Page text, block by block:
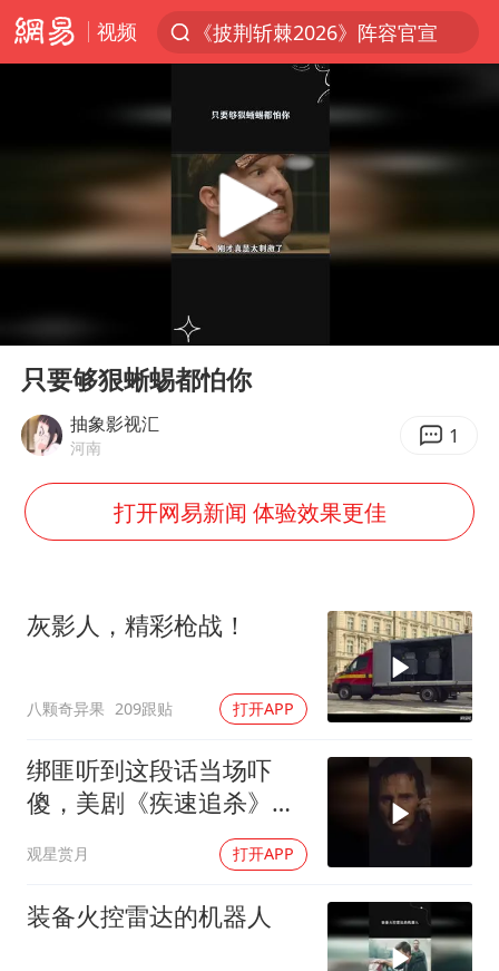
视频
《披荆斩棘2026》阵容官宣
杭州机场已取消航班388架次
浙江省委书记：该停下的坚决停下来
白海豚将给京津冀带来大暴雨
构建更高水平的全民健身公共服务体系
王艺迪2-4不敌张本美和止步4强
以军士兵把枪口对准中国记者
顾客将调料瓶扔火锅里泄愤
韩军前线部队连曝丑闻
上海有出现龙卷潜势
奋力开创中国式现代化建设新局面
Play
00:00
只要够狠蜥蜴都怕你
抽象影视汇
河南 1
打开网易新闻 体验效果更佳
灰影人，精彩枪战！
八颗奇异果 209跟贴 打开APP
绑匪听到这段话当场吓
傻，美剧《疾速追杀》名
观星赏月 打开APP
装备火控雷达的机器人